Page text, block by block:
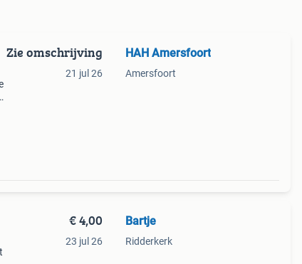
Zie omschrijving
21 jul 26
HAH Amersfoort
Amersfoort
€ 4,00
23 jul 26
Bartje
Ridderkerk